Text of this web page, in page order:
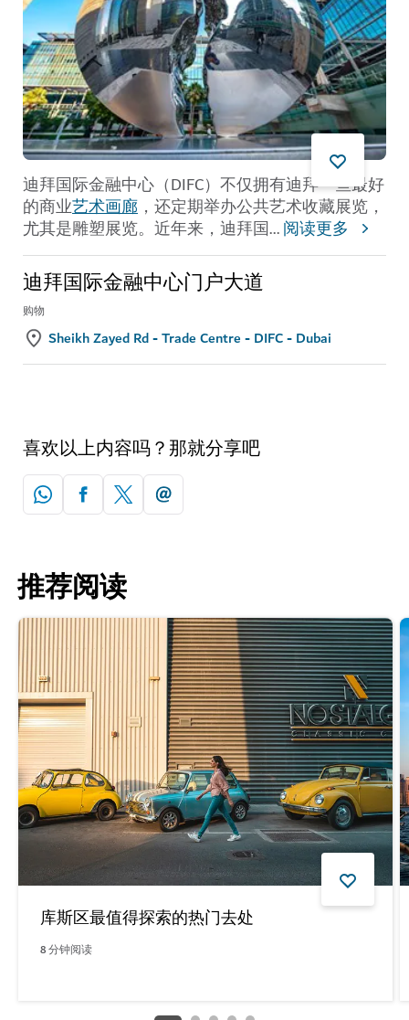
迪拜国际金融中心（DIFC）不仅拥有迪拜一些最好
的商业艺术画廊 ，还定期举办公共艺术收藏展览，
尤其是雕塑展览。近年来，迪拜国...阅读更多
迪拜国际金融中心门户大道
购物
Sheikh Zayed Rd - Trade Centre - DIFC - Dubai
喜欢以上内容吗？那就分享吧
推荐阅读
库斯区最值得探索的热门去处
8分钟阅读